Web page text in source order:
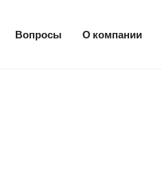
Вопросы О компании